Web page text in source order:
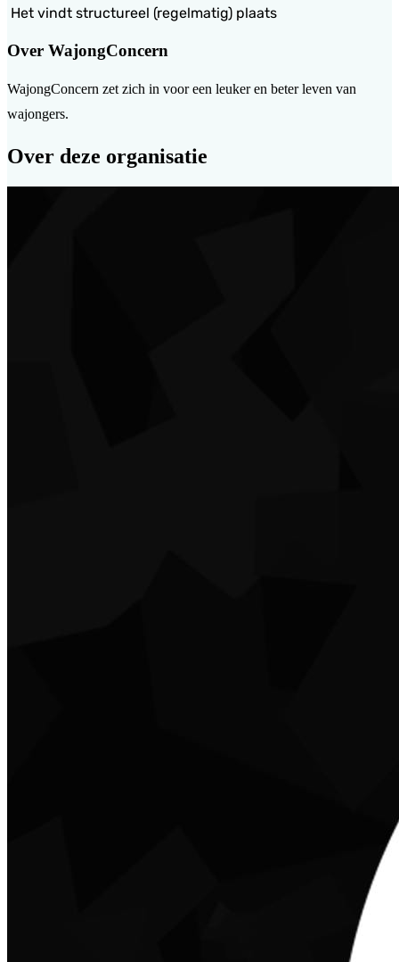
Het vindt structureel (regelmatig) plaats
Over WajongConcern
WajongConcern zet zich in voor een leuker en beter leven van
wajongers.
Over deze organisatie